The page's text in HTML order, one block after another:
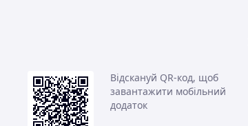
Відскануй QR-код, щоб
завантажити мобільний
додаток